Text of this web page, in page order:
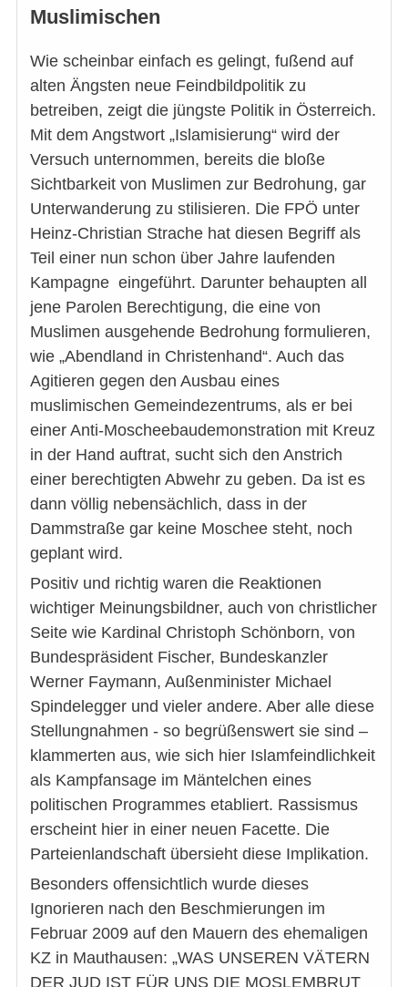
Muslimischen
Wie scheinbar einfach es gelingt, fußend auf
alten Ängsten neue Feindbildpolitik zu
betreiben, zeigt die jüngste Politik in Österreich.
Mit dem Angstwort „Islamisierung“ wird der
Versuch unternommen, bereits die bloße
Sichtbarkeit von Muslimen zur Bedrohung, gar
Unterwanderung zu stilisieren. Die FPÖ unter
Heinz-Christian Strache hat diesen Begriff als
Teil einer nun schon über Jahre laufenden
Kampagne eingeführt. Darunter behaupten all
jene Parolen Berechtigung, die eine von
Muslimen ausgehende Bedrohung formulieren,
wie „Abendland in Christenhand“. Auch das
Agitieren gegen den Ausbau eines
muslimischen Gemeindezentrums, als er bei
einer Anti-Moscheebaudemonstration mit Kreuz
in der Hand auftrat, sucht sich den Anstrich
einer berechtigten Abwehr zu geben. Da ist es
dann völlig nebensächlich, dass in der
Dammstraße gar keine Moschee steht, noch
geplant wird.
Positiv und richtig waren die Reaktionen
wichtiger Meinungsbildner, auch von christlicher
Seite wie Kardinal Christoph Schönborn, von
Bundespräsident Fischer, Bundeskanzler
Werner Faymann, Außenminister Michael
Spindelegger und vieler andere. Aber alle diese
Stellungnahmen - so begrüßenswert sie sind –
klammerten aus, wie sich hier Islamfeindlichkeit
als Kampfansage im Mäntelchen eines
politischen Programmes etabliert. Rassismus
erscheint hier in einer neuen Facette. Die
Parteienlandschaft übersieht diese Implikation.
Besonders offensichtlich wurde dieses
Ignorieren nach den Beschmierungen im
Februar 2009 auf den Mauern des ehemaligen
KZ in Mauthausen: „WAS UNSEREN VÄTERN
DER JUD IST FÜR UNS DIE MOSLEMBRUT